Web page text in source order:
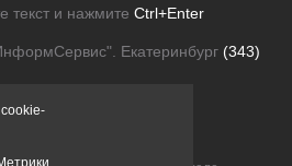
текст и нажмите Ctrl+Enter
Екатеринбург (343)
рекламодателей